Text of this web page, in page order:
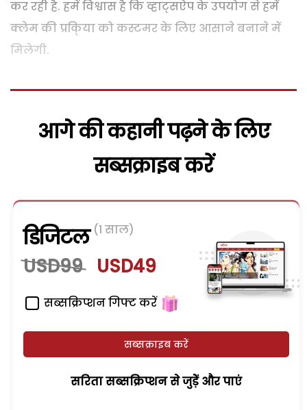
कर रही है. हमें विश्वास है कि व्हाट्सऐप के उपयोग से हमें
क्लेम की प्रकि्या को कस्टमर के लिए आसाने बनाने में
मिलेगी.
आगे की कहानी पढ़ने के लिए
सब्सक्राइब करें
डिजिटल (1 साल)
USD99 USD49
सब्सक्रिप्शन गिफ्ट करें
सब्सक्राइब करें
सरिता सब्सक्रिप्शन से जुड़ेें और पाएं